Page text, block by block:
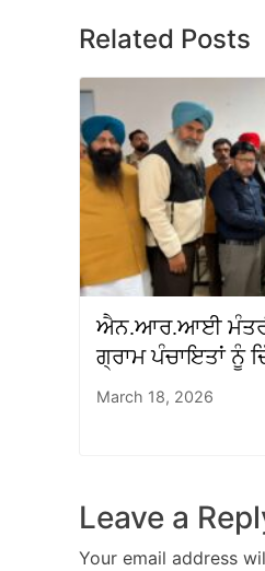
Related Posts
ਐਨ.ਆਰ.ਆਈ ਮੰਤਰੀ
ਗ੍ਰਾਮ ਪੰਚਾਇਤਾਂ ਨੂੰ
March 18, 2026
Leave a
Your email address